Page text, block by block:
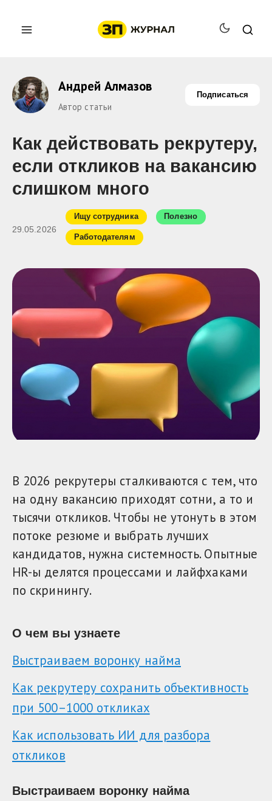
Андрей Алмазов
Автор статьи
Подписаться
Как действовать рекрутеру,
если откликов на вакансию
слишком много
29.05.2026
Ищу сотрудника Полезно
Работодателям
В 2026 рекрутеры сталкиваются с тем, что
на одну вакансию приходят сотни, а то и
тысячи откликов. Чтобы не утонуть в этом
потоке резюме и выбрать лучших
кандидатов, нужна системность. Опытные
HR-ы делятся процессами и лайфхаками
по скринингу.
О чем вы узнаете
Выстраиваем воронку найма
Как рекрутеру сохранить объективность
при 500–1000 откликах
Как использовать ИИ для разбора
откликов
Выстраиваем воронку найма